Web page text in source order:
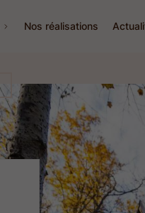
Nos réalisations